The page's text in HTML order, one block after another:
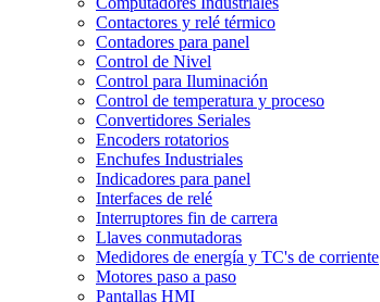
Contactores y relé térmico
Contadores para panel
Control de Nivel
Control para Iluminación
Control de temperatura y proceso
Convertidores Seriales
Encoders rotatorios
Enchufes Industriales
Indicadores para panel
Interfaces de relé
Interruptores fin de carrera
Llaves conmutadoras
Medidores de energía y TC's de corriente
Motores paso a paso
Pantallas HMI